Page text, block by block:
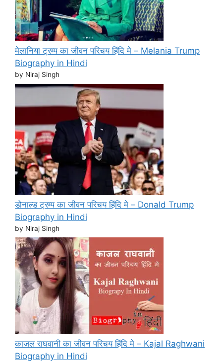
मेलानिया ट्रम्प का जीवन परिचय हिंदि मे – Melania Trump
Biography in Hindi
by Niraj Singh
डोनाल्ड ट्रम्प का जीवन परिचय हिंदि मे – Donald Trump
Biography in Hindi
by Niraj Singh
काजल राघवानी का जीवन परिचय हिंदि मे – Kajal Raghwani
Biography in Hindi